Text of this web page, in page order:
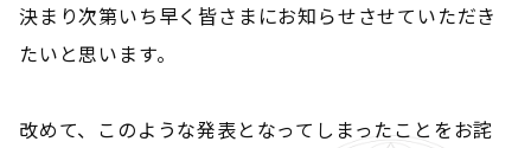
決まり次第いち早く皆さまにお知らせさせていただき
たいと思います。
改めて、このような発表となってしまったことをお詫